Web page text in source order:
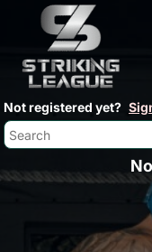
Not registered yet?